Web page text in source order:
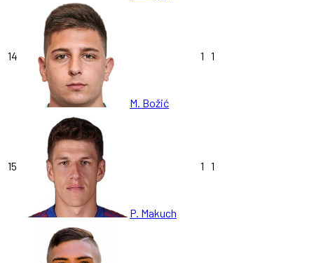
14
M. Božić
1 1
15
P. Makuch
1 1